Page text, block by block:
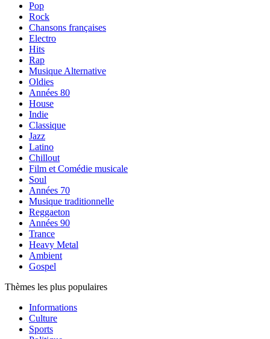
Pop
Rock
Chansons françaises
Electro
Hits
Rap
Musique Alternative
Oldies
Années 80
House
Indie
Classique
Jazz
Latino
Chillout
Film et Comédie musicale
Soul
Années 70
Musique traditionnelle
Reggaeton
Années 90
Trance
Heavy Metal
Ambient
Gospel
Thèmes les plus populaires
Informations
Culture
Sports